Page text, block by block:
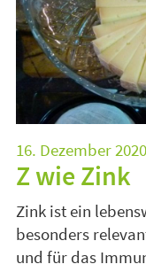
16. Dezember 2020
Z wie Zink
Zink ist ein
besonders
und für das